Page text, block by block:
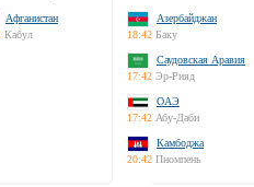
Афганистан
Кабул
Азербайджан
18:42 Баку
Саудовская Аравия
17:42 Эр-Рияд
ОАЭ
17:42 Абу-Даби
Камбоджа
20:42 Пномпень